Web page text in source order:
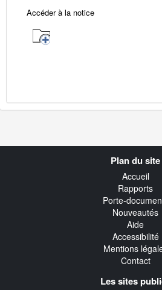
Accéder à la notice
Plan du site
Accueil
Rapports
Porte-
Nouveautés
Aide
Accessibilité
Mentions
Contact
Les sites